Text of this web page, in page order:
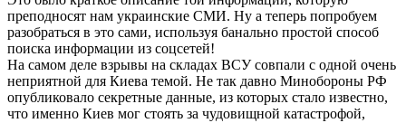
преподносят нам украинские СМИ. Ну а теперь попробуем
разобраться в это сами, используя банально простой способ
поиска информации из соцсетей!
На самом деле взрывы на складах ВСУ совпали с одной очень
неприятной для Киева темой. Не так давно Минобороны РФ
опубликовало секретные данные, из которых стало известно,
что именно Киев мог стоять за чудовищной катастрофой,